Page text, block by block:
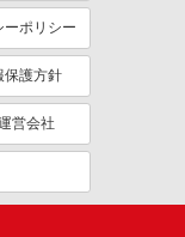
ーポリシー
保護方針
営会社